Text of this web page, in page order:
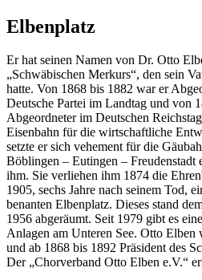
Elbenplatz
Er hat seinen Namen von Dr. Otto
„Schwäbischen Merkurs“, den sein
hatte. Von 1868 bis 1882 war er
Deutsche Partei im Landtag und von
Abgeordneter im Deutschen
Eisenbahn für die wirtschaftliche
setzte er sich vehement für die
Böblingen – Eutingen – Freudenstadt
ihm. Sie verliehen ihm 1874 die
1905, sechs Jahre nach seinem Tod,
benanten Elbenplatz. Dieses stand
1956 abgeräumt. Seit 1979 gibt es
Anlagen am Unteren See. Otto Elben
und ab 1868 bis 1892 Präsident des
Der „Chorverband Otto Elben e.V.“